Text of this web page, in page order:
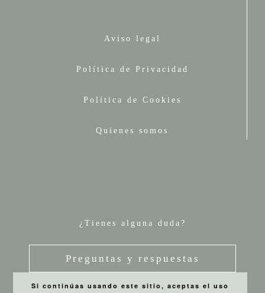
Aviso legal
Política de Privacidad
Política de Cookies
Quienes somos
¿Tienes alguna duda?
Preguntas y respuestas
Si continúas usando este sitio, aceptas el uso